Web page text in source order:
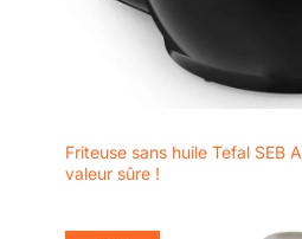
Friteuse sans huile Tefal SEB
valeur sûre !